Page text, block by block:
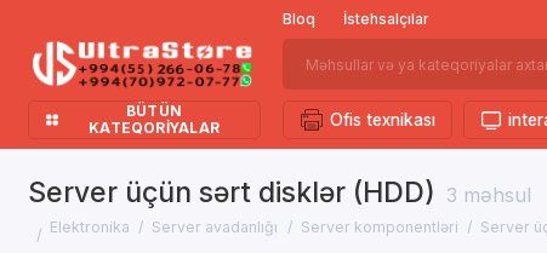
Bloq İstehsalçılar
BÜTÜN
KATEQORIYALAR
Ofis texnikası
Server üçün sərt disklər (HDD) 3 məhsul
Elektronika Server avadanlığı Server komponentləri Server